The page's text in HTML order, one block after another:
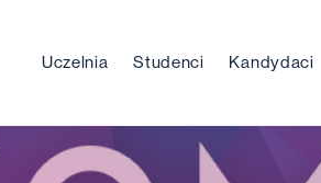
Uczelnia Studenci Kandydaci